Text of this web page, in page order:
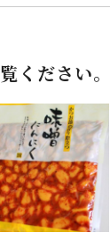
ください。